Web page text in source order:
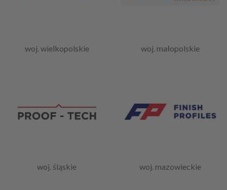
woj. wielkopolskie woj. małopolskie
woj. śląskie woj. mazowieckie